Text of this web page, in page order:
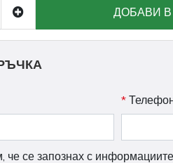
ДОБАВИ В
*
че се запознах с